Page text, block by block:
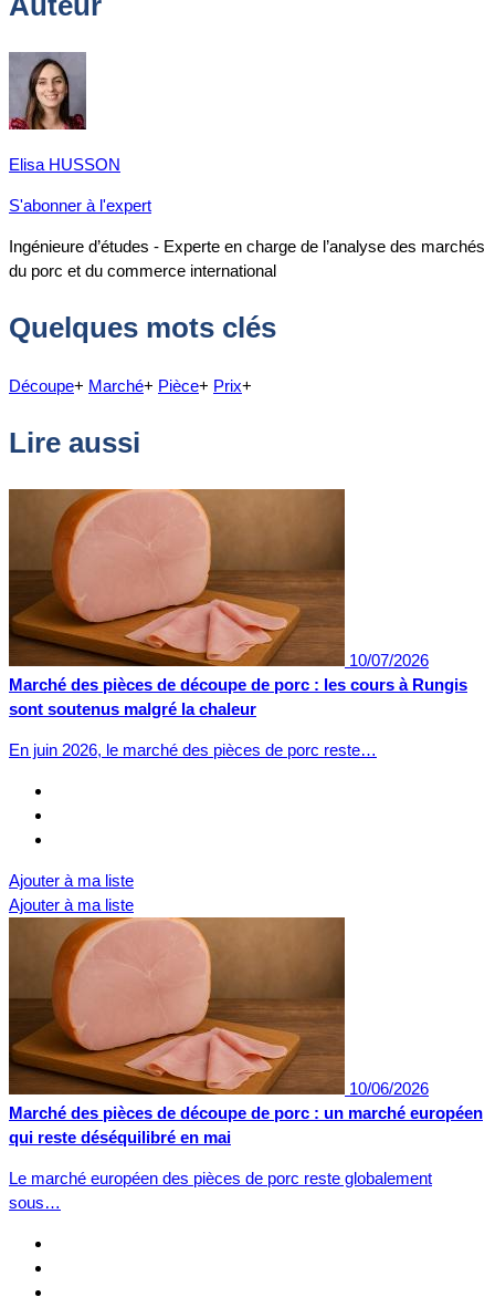
Elisa HUSSON
S'abonner à l'expert
Ingénieure d’études - Experte en charge de l’analyse des marchés
du porc et du commerce international
Quelques mots clés
Découpe+ Marché+ Pièce+ Prix+
Lire aussi
10/07/2026
Marché des pièces de découpe de porc : les cours à Rungis
sont soutenus malgré la chaleur
En juin 2026, le marché des pièces de porc reste…
Ajouter à ma liste
Ajouter à ma liste
10/06/2026
Marché des pièces de découpe de porc : un marché européen
qui reste déséquilibré en mai
Le marché européen des pièces de porc reste globalement
sous…